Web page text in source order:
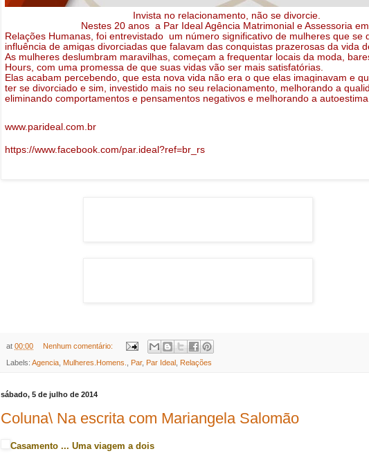
Invista no relacionamento, não se divorcie.
Nestes 20 anos a Par Ideal Agência Matrimonial e Assessoria em
Relações Humanas, foi entrevistado um número significativo de mulheres que se
influência de amigas divorciadas que falavam das conquistas prazerosas da vida
As mulheres deslumbram maravilhas, começam a frequentar locais da moda,
Hours, com uma promessa de que suas vidas vão ser mais satisfatórias.
Elas acabam percebendo, que esta nova vida não era o que elas imaginavam e
ter se divorciado e sim, investido mais no seu relacionamento, melhorando a
eliminando comportamentos e pensamentos negativos e melhorando a autoestima.
www.parideal.com.br
https://www.facebook.com/par.ideal?ref=br_rs
at 00:00 Nenhum comentário:
Labels: Agencia Mulheres.Homens. Par, Par Ideal Relações
sábado, 5 de julho de 2014
Coluna\ Na escrita com Mariangela Salomão
Casamento ... Uma viagem a dois